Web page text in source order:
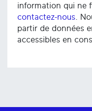
information qui ne
contactez-nous .
partir de données
accessibles en